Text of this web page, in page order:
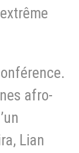
afro-
Lian